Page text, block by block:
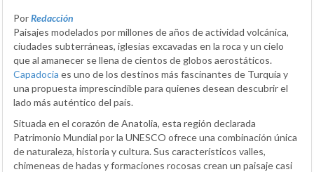
PorRedacción
Paisajes modelados por millones de años de actividad volcánica,
ciudades subterráneas, iglesias excavadas en la roca y un cielo
que al amanecer se llena de cientos de globos aerostáticos.
Capadocia es uno de los destinos más fascinantes de Turquía y
una propuesta imprescindible para quienes desean descubrir el
lado más auténtico del país.
Situada en el corazón de Anatolia, esta región declarada
Patrimonio Mundial por la UNESCO ofrece una combinación única
de naturaleza, historia y cultura. Sus característicos valles,
chimeneas de hadas y formaciones rocosas crean un paisaje casi